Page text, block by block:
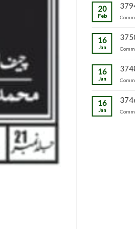
20
Feb
16
Jan
16
Jan
16
Jan